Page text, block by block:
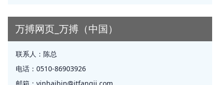
万搏网页_万搏（中国）
联系人： 陈总
电话： 0510-86903926